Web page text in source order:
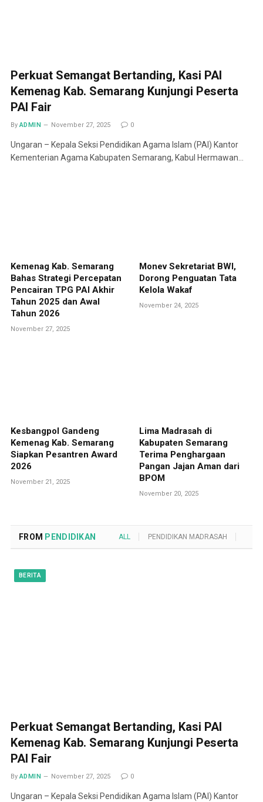
Perkuat Semangat Bertanding, Kasi PAI
Kemenag Kab. Semarang Kunjungi Peserta
PAI Fair
By ADMIN November 27, 2025 0
Ungaran – Kepala Seksi Pendidikan Agama Islam (PAI) Kantor
Kementerian Agama Kabupaten Semarang, Kabul Hermawan…
Kemenag Kab. Semarang
Bahas Strategi Percepatan
Pencairan TPG PAI Akhir
Tahun 2025 dan Awal
Tahun 2026
November 27, 2025
Monev Sekretariat BWI,
Dorong Penguatan Tata
Kelola Wakaf
November 24, 2025
Kesbangpol Gandeng
Kemenag Kab. Semarang
Siapkan Pesantren Award
2026
November 21, 2025
Lima Madrasah di
Kabupaten Semarang
Terima Penghargaan
Pangan Jajan Aman dari
BPOM
November 20, 2025
FROM PENDIDIKAN ALL PENDIDIKAN MADRASAH
BERITA
Perkuat Semangat Bertanding, Kasi PAI
Kemenag Kab. Semarang Kunjungi Peserta
PAI Fair
By ADMIN November 27, 2025 0
Ungaran – Kepala Seksi Pendidikan Agama Islam (PAI) Kantor